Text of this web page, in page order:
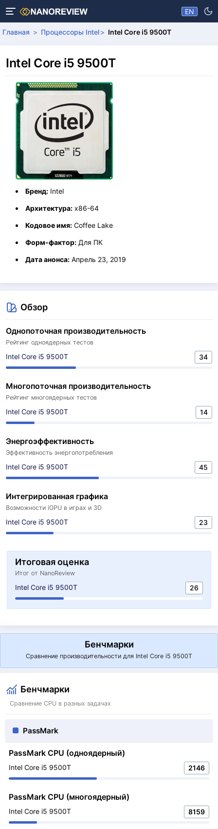
EN
Главная Процессоры Intel Intel Core i5 9500T
Intel Core i5 9500T
Бренд: Intel
Архитектура: x86-64
Кодовое имя: Coffee Lake
Форм-фактор: Для ПК
Дата анонса: Апрель 23, 2019
Обзор
Однопоточная производительность
Рейтинг одноядерных тестов
Intel Core i5 9500T 34
Многопоточная производительность
Рейтинг многоядерных тестов
Intel Core i5 9500T 14
Энергоэффективность
Эффективность энергопотребления
Intel Core i5 9500T 45
Интегрированная графика
Возможности iGPU в играх и 3D
Intel Core i5 9500T 23
Итоговая оценка
Итог от NanoReview
Intel Core i5 9500T 26
Бенчмарки
Сравнение производительности для Intel Core i5 9500T
Бенчмарки
Сравнение CPU в разных задачах
PassMark
PassMark CPU (одноядерный)
Intel Core i5 9500T 2146
PassMark CPU (многоядерный)
Intel Core i5 9500T 8159